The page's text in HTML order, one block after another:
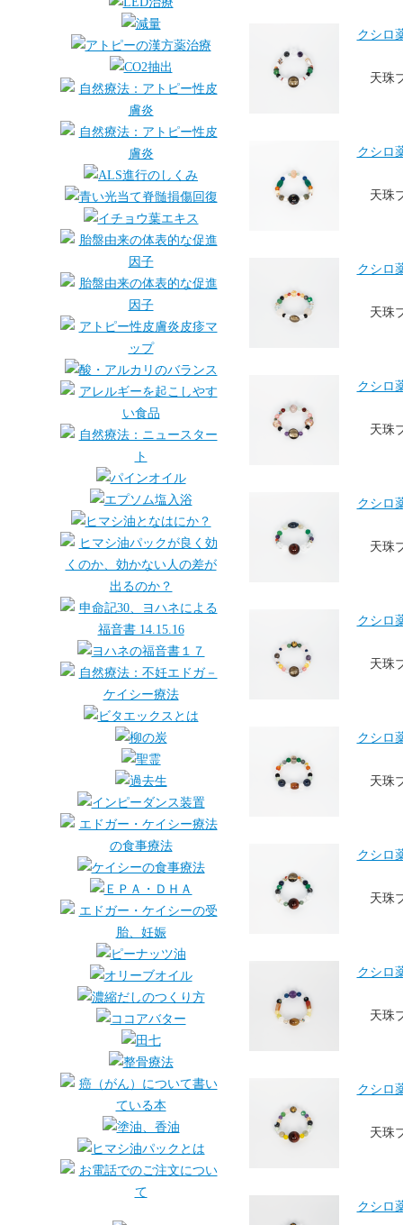
クシロ
天珠
クシロ
天珠
クシロ
天珠
クシロ
天珠
クシロ
天珠
クシロ
天珠
クシロ
天珠
クシロ
天珠
クシロ
天珠
クシロ
天珠
クシロ